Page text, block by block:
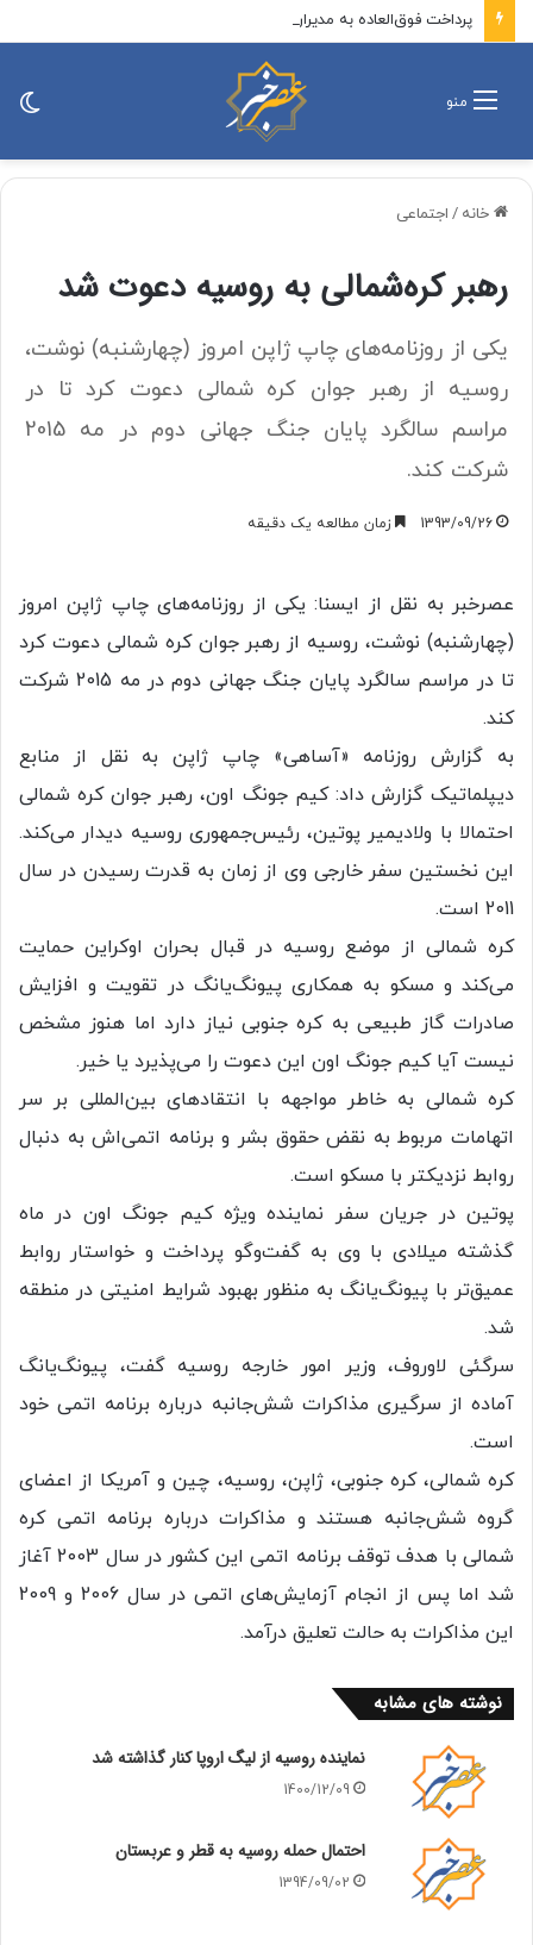
منو
خانه / اجتماعی
رهبر کره‌شمالی به روسیه دعوت شد
یکی از روزنامه‌های چاپ ژاپن امروز (چهارشنبه) نوشت،
روسیه از رهبر جوان کره شمالی دعوت کرد تا در
مراسم سالگرد پایان جنگ جهانی دوم در مه 2015
شرکت کند.
1393/09/26 زمان مطالعه یک دقیقه
عصرخبر به نقل از ایسنا: یکی از روزنامه‌های چاپ ژاپن امروز
(چهارشنبه) نوشت، روسیه از رهبر جوان کره شمالی دعوت کرد
تا در مراسم سالگرد پایان جنگ جهانی دوم در مه 2015 شرکت
کند.
به گزارش روزنامه «آساهی» چاپ ژاپن به نقل از منابع
دیپلماتیک گزارش داد: کیم جونگ اون، رهبر جوان کره شمالی
احتمالا با ولادیمیر پوتین، رئیس‌جمهوری روسیه دیدار می‌کند.
این نخستین سفر خارجی وی از زمان به قدرت رسیدن در سال
2011 است.
کره شمالی از موضع روسیه در قبال بحران اوکراین حمایت
می‌کند و مسکو به همکاری پیونگ‌یانگ در تقویت و افزایش
صادرات گاز طبیعی به کره جنوبی نیاز دارد اما هنوز مشخص
نیست آیا کیم جونگ اون این دعوت را می‌پذیرد یا خیر.
کره شمالی به خاطر مواجهه با انتقادهای بین‌المللی بر سر
اتهامات مربوط به نقض حقوق بشر و برنامه اتمی‌اش به دنبال
روابط نزدیکتر با مسکو است.
پوتین در جریان سفر نماینده ویژه کیم جونگ اون در ماه
گذشته میلادی با وی به گفت‌وگو پرداخت و خواستار روابط
عمیق‌تر با پیونگ‌یانگ به منظور بهبود شرایط امنیتی در منطقه
شد.
سرگئی لاوروف، وزیر امور خارجه روسیه گفت، پیونگ‌یانگ
آماده از سرگیری مذاکرات شش‌جانبه درباره برنامه اتمی خود
است.
کره شمالی، کره جنوبی، ژاپن، روسیه، چین و آمریکا از اعضای
گروه شش‌جانبه هستند و مذاکرات درباره برنامه اتمی کره
شمالی با هدف توقف برنامه اتمی این کشور در سال 2003 آغاز
شد اما پس از انجام آزمایش‌های اتمی در سال 2006 و 2009
این مذاکرات به حالت تعلیق درآمد.
نوشته های مشابه
نماینده روسیه از لیگ اروپا کنار گذاشته شد
1400/12/09
احتمال حمله روسیه به قطر و عربستان
1394/09/02